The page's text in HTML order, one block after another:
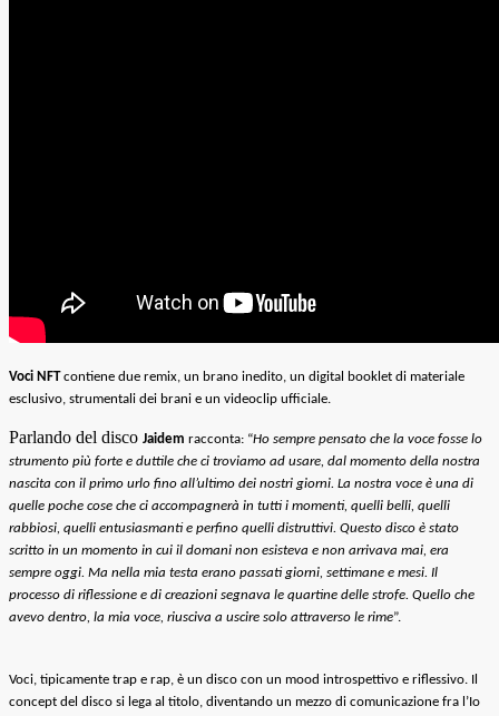
Voci NFTcontiene due remix, un brano inedito, un digital booklet di materiale
esclusivo, strumentali dei brani e un videoclip ufficiale.
Parlando del disco Jaidem racconta: “Ho sempre pensato che la voce fosse lo
strumento più forte e duttile che ci troviamo ad usare, dal momento della nostra
nascita con il primo urlo fino all’ultimo dei nostri giorni. La nostra voce è una di
quelle poche cose che ci accompagnerà in tutti i momenti, quelli belli, quelli
rabbiosi, quelli entusiasmanti e perfino quelli distruttivi. Questo disco è stato
scritto in un momento in cui il domani non esisteva e non arrivava mai, era
sempre oggi. Ma nella mia testa erano passati giorni, settimane e mesi. Il
processo di riflessione e di creazioni segnava le quartine delle strofe. Quello che
avevo dentro, la mia voce, riusciva a uscire solo attraverso le rime”.
Voci, tipicamente trap e rap, è un disco con un mood introspettivo e riflessivo. Il
concept del disco si lega al titolo, diventando un mezzo di comunicazione fra l’Io